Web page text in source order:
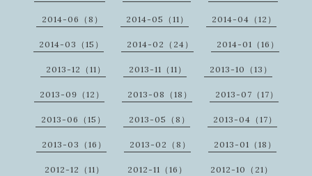
2014-06（8） 2014-05（11） 2014-04（12）
2014-03（15） 2014-02（24） 2014-01（16）
2013-12（11） 2013-11（11） 2013-10（13）
2013-09（12） 2013-08（18） 2013-07（17）
2013-06（15） 2013-05（8） 2013-04（17）
2013-03（16） 2013-02（8） 2013-01（18）
2012-12（11） 2012-11（16） 2012-10（21）